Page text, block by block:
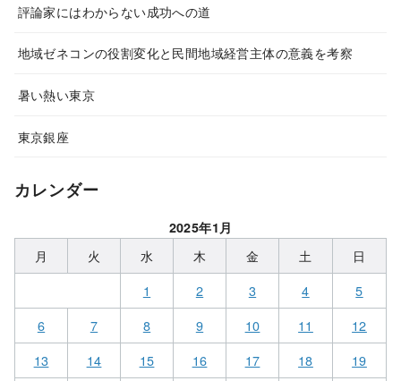
評論家にはわからない成功への道
地域ゼネコンの役割変化と民間地域経営主体の意義を考察
暑い熱い東京
東京銀座
カレンダー
2025年1月
月 火 水 木 金 土
日
1
2 3 4
5
6
7 8 9 10 11
12
13
14 15 16 17 18
19